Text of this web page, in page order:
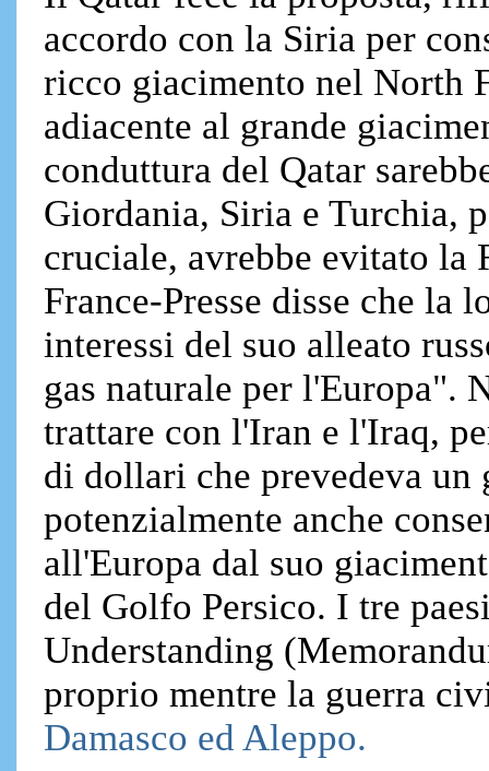
accordo con la Siria per
ricco giacimento nel North
adiacente al grande
conduttura del Qatar
Giordania, Siria e Turchia,
cruciale, avrebbe evitato la
France-Presse disse che
interessi del suo alleato
gas naturale per l'Europa".
trattare con l'Iran e l'Iraq,
di dollari che prevedeva un
potenzialmente anche
all'Europa dal suo
del Golfo Persico. I tre
Understanding
proprio mentre la guerra
Damasco ed Aleppo.